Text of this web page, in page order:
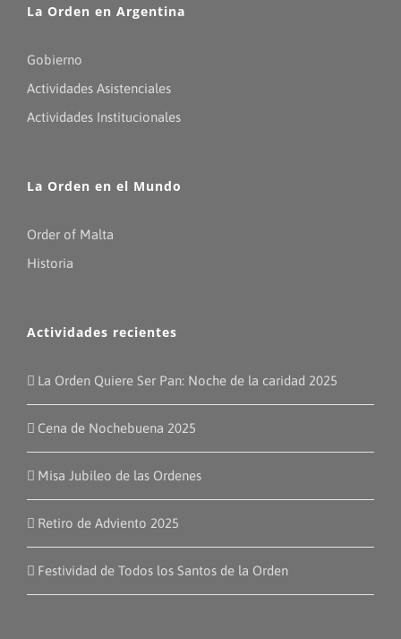
La Orden en Argentina
Gobierno
Actividades Asistenciales
Actividades Institucionales
La Orden en el Mundo
Order of Malta
Historia
Actividades recientes
La Orden Quiere Ser Pan: Noche de la caridad 2025
Cena de Nochebuena 2025
Misa Jubileo de las Ordenes
Retiro de Adviento 2025
Festividad de Todos los Santos de la Orden